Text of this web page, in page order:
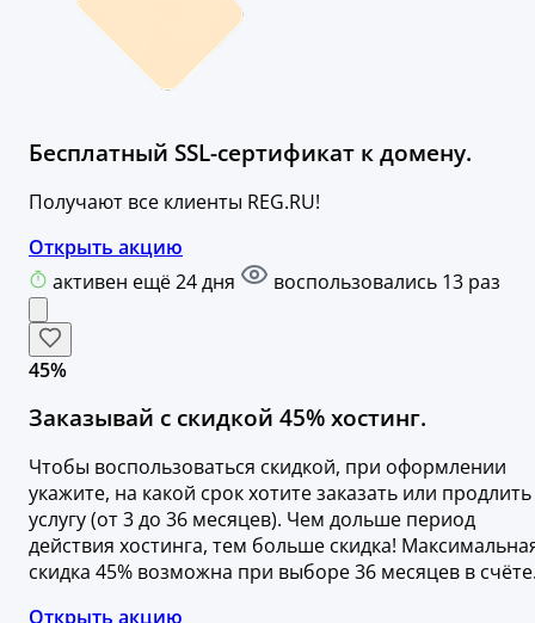
Бесплатный SSL-сертификат к домену.
Получают все клиенты REG.RU!
Открыть акцию
активен ещё 24 дня
воспользовались 13 раз
45%
Заказывай с скидкой 45% хостинг.
Чтобы воспользоваться скидкой, при оформлении
укажите, на какой срок хотите заказать или продлить
услугу (от 3 до 36 месяцев). Чем дольше период
действия хостинга, тем больше скидка!
скидка 45% возможна при выборе 36 месяцев в
Открыть акцию